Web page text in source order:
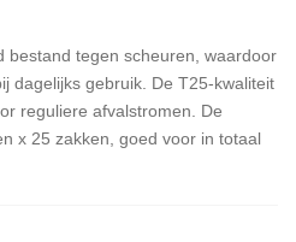
bestand tegen scheuren, waardoor
dagelijks gebruik. De T25-kwaliteit
reguliere afvalstromen. De
x 25 zakken, goed voor in totaal